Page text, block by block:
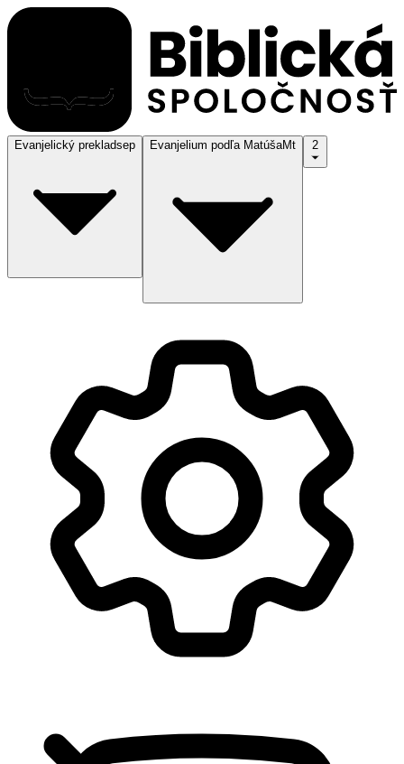
Evanjelický prekladsep Evanjelium podľa MatúšaMt